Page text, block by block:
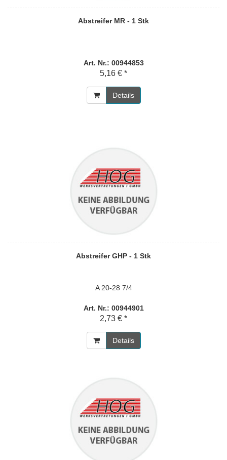
Abstreifer MR - 1 Stk
Art. Nr.: 00944853
5,16 € *
Details
Abstreifer GHP - 1 Stk
A 20-28 7/4
Art. Nr.: 00944901
2,73 € *
Details